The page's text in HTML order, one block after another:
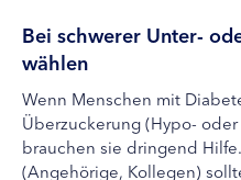
Bei schwerer Unter-
wählen
Wenn Menschen mit
Überzuckerung (Hypo-
brauchen sie dringend
(Angehörige, Kollegen)